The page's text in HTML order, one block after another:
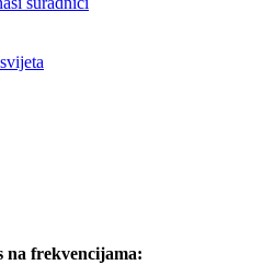
na frekvencijama: